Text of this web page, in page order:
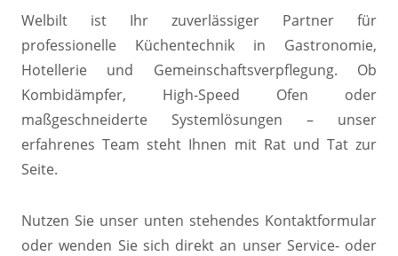
Wmaxx
Vertrieb
Gebietsleiter
Key Account Manager
Anwendungsberater
Aktuelles
Downloads
Unternehmen
Kontakt
Welbilt ist Ihr zuverlässiger Partner für
professionelle Küchentechnik in Gastronomie,
Hotellerie und Gemeinschaftsverpflegung. Ob
Kombidämpfer, High-Speed Ofen oder
maßgeschneiderte Systemlösungen – unser
erfahrenes Team steht Ihnen mit Rat und Tat zur
Seite.
Nutzen Sie unser unten stehendes Kontaktformular
oder wenden Sie sich direkt an unser Service- oder